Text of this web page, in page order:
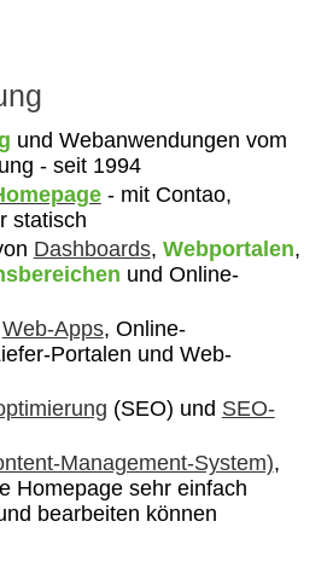
und Webanwendungen vom
- seit 1994
- mit Contao,
statisch
Dashboards, Webportalen,
und Online-
Web-Apps, Online-
Portalen und Web-
(SEO) und SEO-
Management-System),
Homepage sehr einfach
bearbeiten können